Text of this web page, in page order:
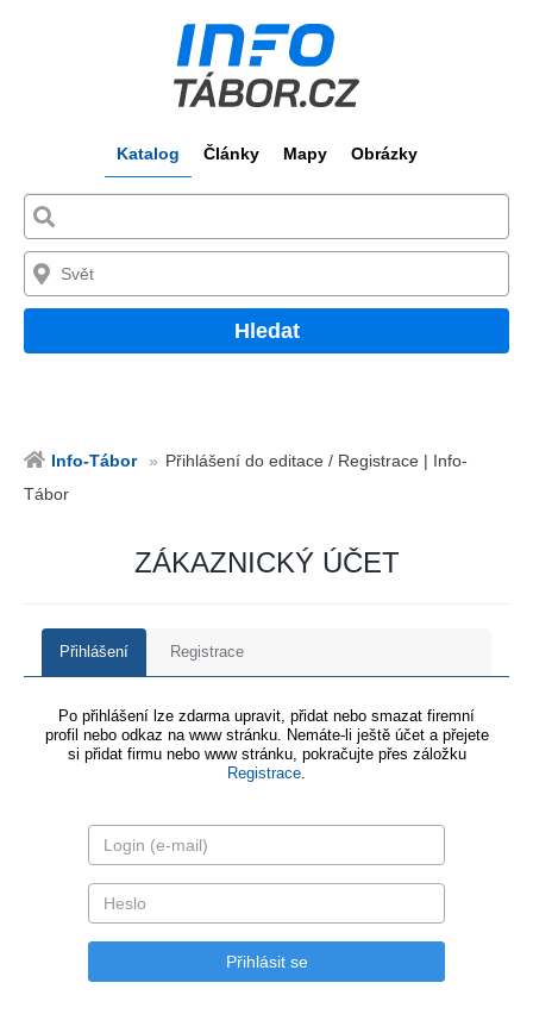
Katalog Články Mapy Obrázky
Hledat
Info-Tábor
Přihlášení do editace / Registrace | Info-
Tábor
ZÁKAZNICKÝ ÚČET
Přihlášení Registrace
Po přihlášení lze zdarma upravit, přidat nebo smazat firemní
profil nebo odkaz na www stránku. Nemáte-li ještě účet a přejete
si přidat firmu nebo www stránku, pokračujte přes záložku
Registrace.